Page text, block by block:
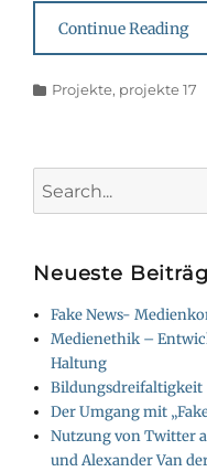
Continue Reading
Categories
Projekte, projekte 17
for:
Neueste
Fake News-
Medienethik –
Haltung
Bildungsdreifaltigkeit
Der Umgang mit
Nutzung von Twitter
und Alexander Van